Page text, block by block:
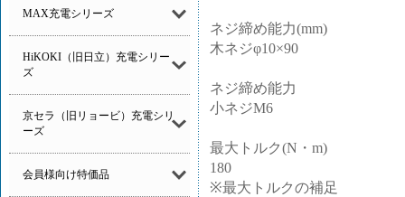
MAX充電シリーズ
HiKOKI（旧日立）充電シリー
ズ
京セラ（旧リョービ）充電シリ
ーズ
会員様向け特価品
ネジ締め能力(mm)
木ネジφ10×90
ネジ締め能力
小ネジM6
最大トルク(N・m)
180
※最大トルクの補足